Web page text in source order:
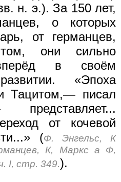
н. э.). За 150 лет,
о которых
от германцев,
они сильно
в своём
«Эпоха
Тацитом,— писал
от кочевой
(Ф. Энгельс, К
К, Маркс а Ф,
I, стр. 349.).